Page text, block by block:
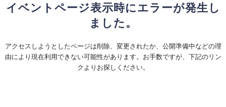
イベントページ表示時にエラーが発生し
ました。
アクセスしようとしたページは削除、変更されたか、公開準備中などの理
由により現在利用できない可能性があります。お手数ですが、下記のリン
クよりお探しください。